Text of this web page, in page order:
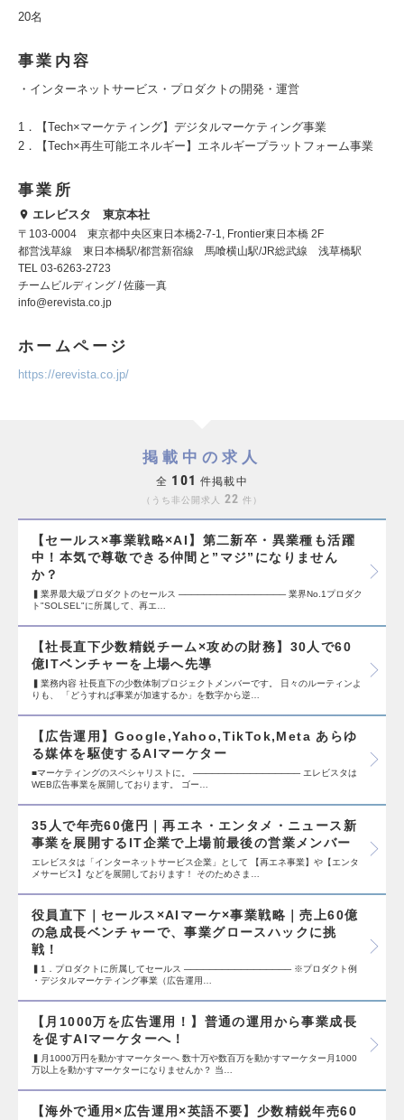
20名
事業内容
・インターネットサービス・プロダクトの開発・運営
1．【Tech×マーケティング】デジタルマーケティング事業
2．【Tech×再生可能エネルギー】エネルギープラットフォーム事業
事業所
エレビスタ 東京本社
〒103-0004 東京都中央区東日本橋2-7-1, Frontier東日本橋 2F
都営浅草線 東日本橋駅/都営新宿線 馬喰横山駅/JR総武線 浅草橋駅
TEL 03-6263-2723
チームビルディング / 佐藤一真
info@erevista.co.jp
ホームページ
https://erevista.co.jp/
掲載中の求人
全 101 件掲載中
うち非公開求人 22 件
【セールス×事業戦略×AI】第二新卒・異業種も活躍
中！本気で尊敬できる仲間と”マジ”になりません
か？
▍業界最大級プロダクトのセールス ───────────────── 業界No.1プロダク
ト"SOLSEL"に所属して、再エ…
【社長直下少数精鋭チーム×攻めの財務】30人で60
億ITベンチャーを上場へ先導
▍業務内容 社長直下の少数体制プロジェクトメンバーです。 日々のルーティンよ
りも、 「どうすれば事業が加速するか」を数字から逆…
【広告運用】Google,Yahoo,TikTok,Meta あらゆ
る媒体を駆使するAIマーケター
■マーケティングのスペシャリストに。 ───────────────── エレビスタは
WEB広告事業を展開しております。 ゴー…
35人で年売60億円｜再エネ・エンタメ・ニュース新
事業を展開するIT企業で上場前最後の営業メンバー
エレビスタは「インターネットサービス企業」として 【再エネ事業】や【エンタ
メサービス】などを展開しております！ そのためさま…
役員直下｜セールス×AIマーケ×事業戦略｜売上60億
の急成長ベンチャーで、事業グロースハックに挑
戦！
▍1．プロダクトに所属してセールス ───────────────── ※プロダクト例
・デジタルマーケティング事業（広告運用…
【月1000万を広告運用！】普通の運用から事業成長
を促すAIマーケターへ！
▍月1000万円を動かすマーケターへ 数十万や数百万を動かすマーケター月1000
万以上を動かすマーケターになりませんか？ 当…
【海外で通用×広告運用×英語不要】少数精鋭年売60